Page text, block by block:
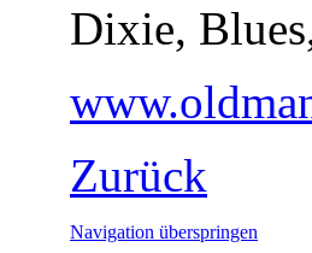
Dixie,
Zurück
Navigation überspringen